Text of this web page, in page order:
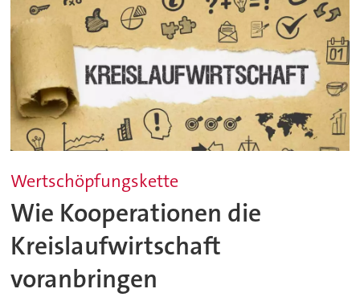
Wertschöpfungskette
Wie Kooperationen die
Kreislaufwirtschaft
voranbringen